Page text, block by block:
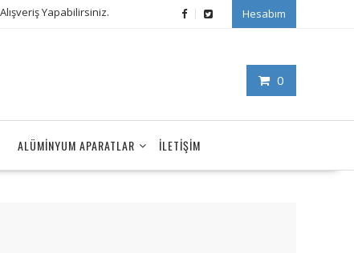
Yapabilirsiniz. Hesabım
0
ALÜMINYUM APARATLAR İLETIŞIM